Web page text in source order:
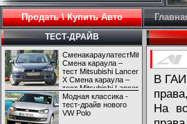
Продать \ Купить Авто
ТЕСТ-ДРАЙВ
Смена караула –
тест Mitsubishi Lancer
X Смена караула –
тест Mitsubishi Lancer
X
Модная классика -
тест-драйв нового
VW Polo
В
На